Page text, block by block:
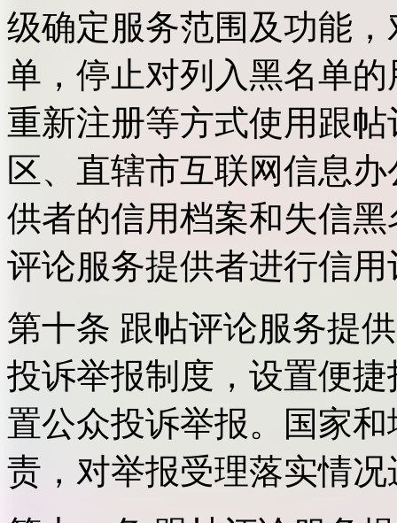
级确定服务范围及功能
单，停止对列入黑名单
重新注册等方式使用跟
区、直辖市互联网信息
供者的信用档案和失信
评论服务提供者进行信用
第十条 跟帖评论服务提
投诉举报制度，设置便
置公众投诉举报。国家
责，对举报受理落实情